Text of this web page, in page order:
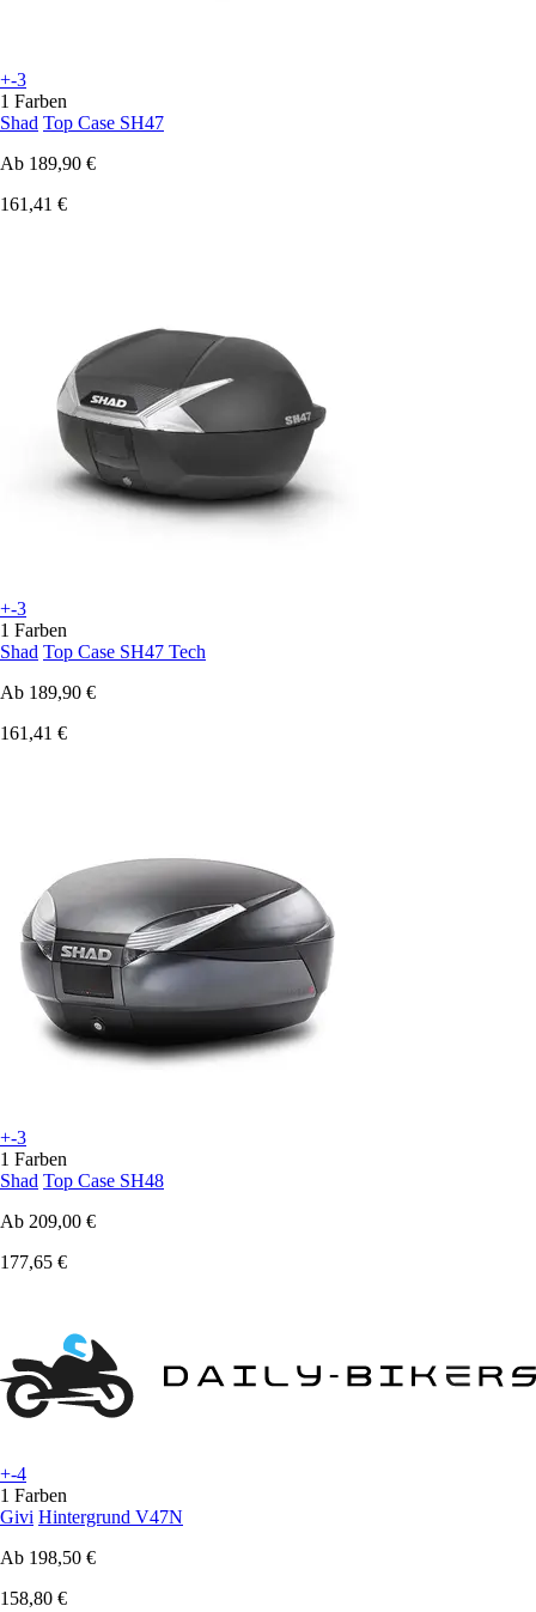
+-3
1 Farben
Shad Top Case SH47
Ab 189,90 €
161,41 €
+-3
1 Farben
Shad Top Case SH47 Tech
Ab 189,90 €
161,41 €
+-3
1 Farben
Shad Top Case SH48
Ab 209,00 €
177,65 €
+-4
1 Farben
Givi Hintergrund V47N
Ab 198,50 €
158,80 €